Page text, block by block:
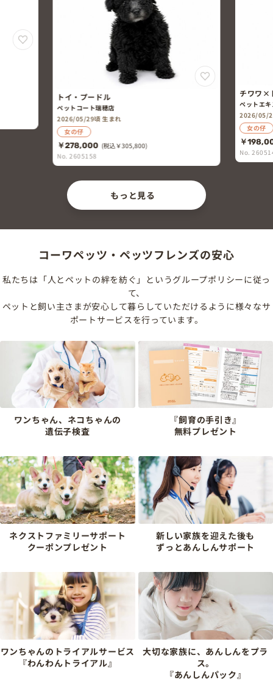
トイ・プードル
ペットコート瑞穂店
2026/05/29頃 生まれ
女の仔
￥278,000 (税込￥305,800)
No. 2605158
チワワ×
ペットエ
2026/05/
女の仔
￥
No.
もっと見る
コーワペッツ・ペッツフレンズの安心
私たちは「人とペットの絆を紡ぐ」というグループポリシーに従っ
て、
ペットと飼い主さまが安心して暮らしていただけるように様々なサ
ポートサービスを行っています。
ワンちゃん、ネコちゃんの
遺伝子検査
『飼育の手引き』
無料プレゼント
ネクストファミリーサポート
クーポンプレゼント
新しい家族を迎えた後も
ずっとあんしんサポート
ワンちゃんのトライアルサービス
『わんわんトライアル』
大切な家族に、あんしんをプラ
ス。
『あんしんパック』